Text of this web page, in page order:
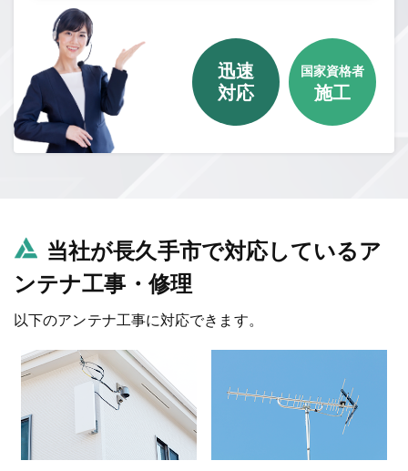
迅速
対応
国家資格者
施工
当社が長久手市で対応しているア
ンテナ工事・修理
以下のアンテナ工事に対応できます。